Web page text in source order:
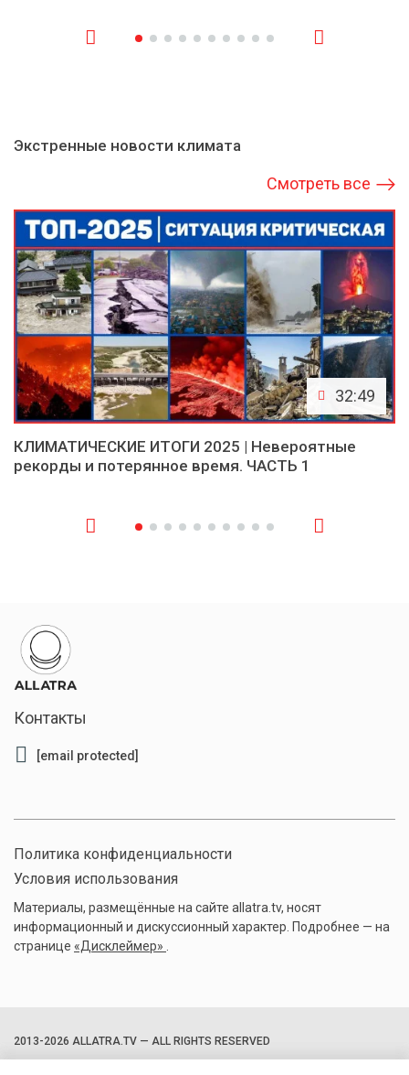
Экстренные новости климата
Смотреть все
32:49
КЛИМАТИЧЕСКИЕ ИТОГИ 2025 | Невероятные
рекорды и потерянное время. ЧАСТЬ 1
Контакты
[email protected]
Политика конфиденциальности
Условия использования
Материалы, размещённые на сайте allatra.tv, носят
информационный и дискуссионный характер. Подробнее — на
странице «Дисклеймер»
2013-2026 ALLATRA.TV — ALL RIGHTS RESERVED